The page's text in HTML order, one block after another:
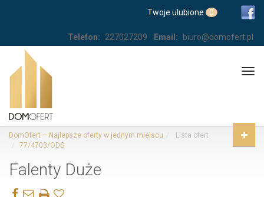
Twoje ulubione 0
Telefon: 227027209 Email: biuro@domofert.pl
DomOfert – Najlepsze oferty w jednym miejscu
Lista ofert
77/4703/ODS
Falenty Duże